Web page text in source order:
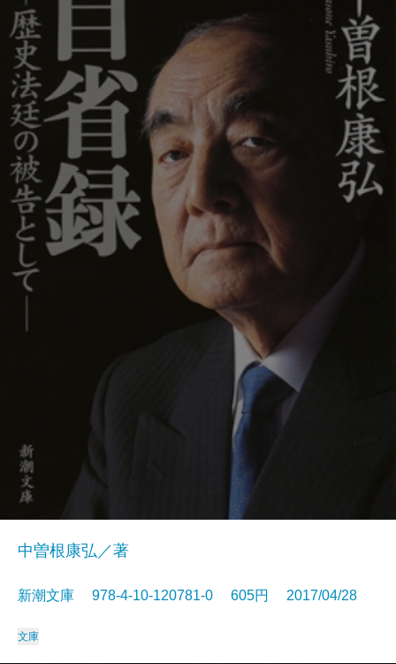
中曽根康弘／著
新潮文庫 978-4-10-120781-0 605円 2017/04/28
文庫